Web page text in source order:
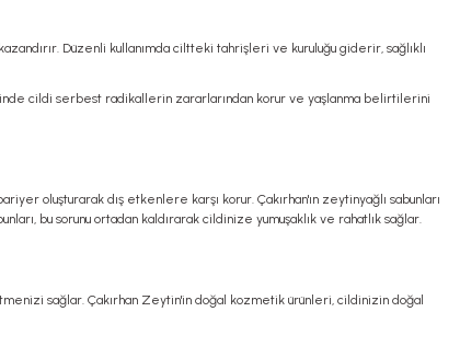
Düzenli kullanımda ciltteki tahrişleri ve kuruluğu giderir, sağlıklı
cildi serbest radikallerin zararlarından korur ve yaşlanma belirtilerini
oluşturarak dış etkenlere karşı korur. Çakırhan'ın zeytinyağlı sabunları
bu sorunu ortadan kaldırarak cildinize yumuşaklık ve rahatlık sağlar.
sağlar. Çakırhan Zeytin'in doğal kozmetik ürünleri, cildinizin doğal